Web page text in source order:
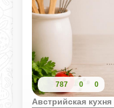
787 0 0
Австрийская кухня